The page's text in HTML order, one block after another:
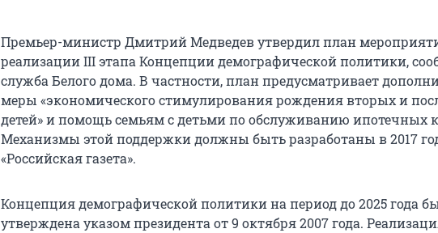
Премьер-министр Дмитрий Медведев утвердил план
реализации III этапа Концепции демографической политики,
служба Белого дома. В частности, план предусматривает
меры «экономического стимулирования рождения вторых и
детей» и помощь семьям с детьми по обслуживанию ипотечных
Механизмы этой поддержки должны быть разработаны в 2017
«Российская газета».
Концепция демографической политики на период до 2025 года
утверждена указом президента от 9 октября 2007 года.